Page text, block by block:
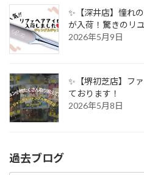
✨【深井店】憧れ
が入荷！驚きのリ
2026年5月9日
✨【堺初芝店】フ
ております！
2026年5月8日
過去ブログ